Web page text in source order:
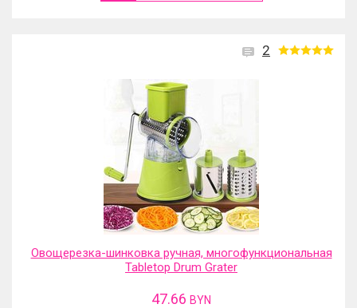
2
Овощерезка-шинковка ручная, многофункциональная
Tabletop Drum Grater
47.66 BYN